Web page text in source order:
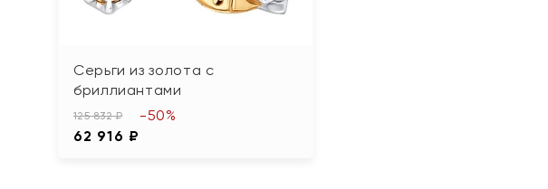
Серьги из золота с
бриллиантами
125 832 ₽
62 916 ₽
-50%